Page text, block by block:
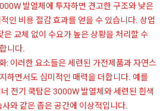
발열체에 투자하면 견고한 구조와 낮은
인 비용 절감 효과를 얻을 수 있습니다. 상업
교체 없이 수요가 높은 상황을 처리할 수
니다.
: 이러한 요소들은 세련된 가전제품과 자연스
하면서도 심미적인 매력을 더합니다. 예를
전기 쿡탑은 3000W 발열체와 세련된 흰색
와 같은 좁은 공간에 이상적입니다.